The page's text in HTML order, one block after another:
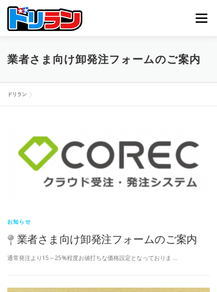
メニュー
TOP ABOUT US NEWS CONTACT
業者さま向け卸発注フォームのご案内
ドリラン
お知らせ
業者さま向け卸発注フォームのご案内
通常発注より15～25%程度お値打ちな価格設定となっておりま …